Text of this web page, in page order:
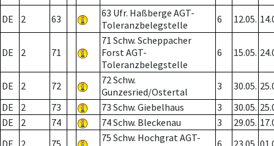
DE 2 63
63 Ufr. Haßberge AGT-
Toleranzbelegstelle
6 12.05.
DE 2 71
71 Schw. Scheppacher
Forst AGT-
Toleranzbelegstelle
6 15.05.
DE 2 72
72 Schw.
Gunzesried/Ostertal
3 30.05.
DE
2 73 73 Schw. Giebelhaus 3 30.05.
DE
2 74 74 Schw. Bleckenau 3 29.05.
75 Schw. Hochgrat AGT-